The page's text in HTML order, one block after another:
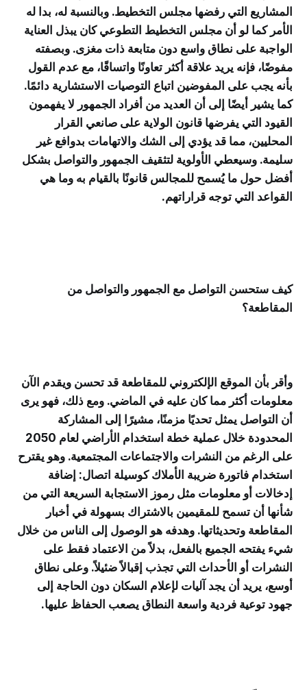
المشاريع التي رفضها مجلس التخطيط. وبالنسبة له، بدا له
الأمر كما لو أن مجلس التخطيط التطوعي كان يبذل العناية
الواجبة على نطاق واسع دون متابعة ذات مغزى. وبصفته
مفوضًا، فإنه يريد علاقة أكثر تعاونًا واتساقًا، مع عدم القول
بأنه يجب على المفوضين اتباع التوصيات الاستشارية دائمًا.
كما يشير أيضًا إلى أن العديد من أفراد الجمهور لا يفهمون
القيود التي يفرضها قانون الولاية على صانعي القرار
المحليين، مما قد يؤدي إلى الشك والاتهامات بدوافع غير
سليمة. وسيعطي الأولوية لتثقيف الجمهور والتواصل بشكل
أفضل حول ما يُسمح للمجالس قانونًا بالقيام به وما هي
القواعد التي توجه قراراتهم.
كيف ستحسن التواصل مع الجمهور والتواصل من
المقاطعة؟
وأقر بأن الموقع الإلكتروني للمقاطعة قد تحسن ويقدم الآن
معلومات أكثر مما كان عليه في الماضي. ومع ذلك، فهو يرى
أن التواصل يمثل تحديًا مزمنًا، مشيرًا إلى المشاركة
المحدودة خلال عملية خطة استخدام الأراضي لعام 2050
على الرغم من النشرات والاجتماعات المجتمعية. وهو يقترح
استخدام فاتورة ضريبة الأملاك كوسيلة اتصال: إضافة
إدخالات أو معلومات مثل رموز الاستجابة السريعة التي من
شأنها أن تسمح للمقيمين بالاشتراك بسهولة في أخبار
المقاطعة وتحديثاتها. وهدفه هو الوصول إلى الناس من خلال
شيء يفتحه الجميع بالفعل، بدلاً من الاعتماد فقط على
النشرات أو الأحداث التي تجذب إقبالاً ضئيلاً. وعلى نطاق
أوسع، يريد أن يجد آليات لإعلام السكان دون الحاجة إلى
جهود توعية فردية واسعة النطاق يصعب الحفاظ عليها.